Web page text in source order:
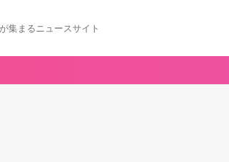
集まるニュースサイト